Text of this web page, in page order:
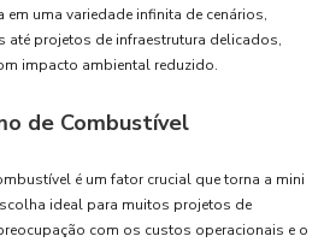
uma variedade infinita de cenários,
até projetos de infraestrutura delicados,
impacto ambiental reduzido.
de Combustível
é um fator crucial que torna a mini
ideal para muitos projetos de
com os custos operacionais e o